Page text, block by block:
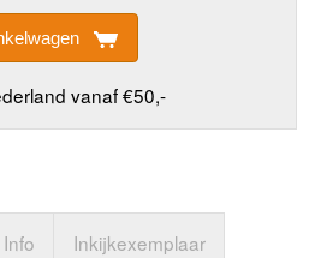
vanaf €50,-
Inkijkexemplaar